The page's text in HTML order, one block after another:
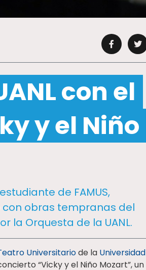
con el
y el Niño
de FAMUS,
con obras tempranas del
la Orquesta de la UANL.
Universitariode la Universidad
“Vicky y el Niño Mozart”, un